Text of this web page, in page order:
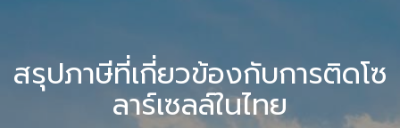
สรุปภาษีที่เกี่ยวข้องกับการติดโซ
ลาร์เซลล์ในไทย